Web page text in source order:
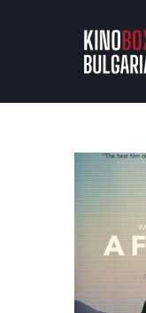
АНАЛИЗИ
БАХТИ